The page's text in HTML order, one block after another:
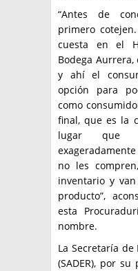
“Antes de
primero
cuesta en el
Bodega
y ahí el
opción para
como
final, que es la
lugar que
no les
inventario y
producto”,
esta
nombre.
La Secretaría
(SADER), por